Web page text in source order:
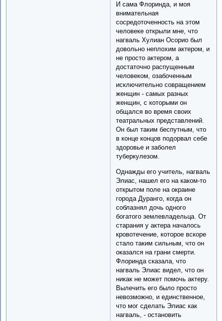
И сама Флоринда, и моя
внимательная
сосредоточенность на этом
человеке открыли мне, что
нагваль Хулиан Осорио был
довольно неплохим актером, и
не просто актером, а
достаточно распущенным
человеком, озабоченным
исключительно совращением
женщин - самых разных
женщин, с которыми он
общался во время своих
театральных представлений.
Он был таким беспутным, что
в конце концов подорвал себе
здоровье и заболел
туберкулезом.
Однажды его учитель, нагваль
Элиас, нашел его на каком-то
открытом поле на окраине
города Дуранго, когда он
соблазнял дочь одного
богатого землевладельца. От
старания у актера началось
кровотечение, которое вскоре
стало таким сильным, что он
оказался на грани смерти.
Флоринда сказала, что
нагваль Элиас видел, что он
никак не может помочь актеру.
Вылечить его было просто
невозможно, и единственное,
что мог сделать Элиас как
нагваль, - остановить